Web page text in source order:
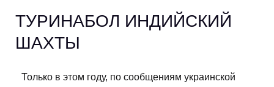
ТУРИНАБОЛ ИНДИЙСКИЙ
ШАХТЫ
Только в этом году, по сообщениям украинской